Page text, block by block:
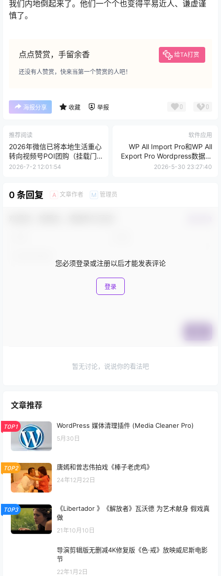
我们内地倒起来了。他们一个个也变得平易近人、谦虚谨
慎了。
点点赞赏，手留余香 给TA打赏
还没有人赞赏，快来当第一个赞赏的人吧！
海报分享 收藏 举报 0 0
推荐阅读
2026年微信已将本地生活重心
转向视频号POI团购（挂载门
店定位）替代了旧版 “本地生
2026-7-2 12:01:54
软件应用
WP All Import Pro和WP All
Export Pro Wordpress数据导
入导出
2026-5-30 23:27:40
0 条回复 A 文章作者 M 管理员
您必须登录或注册以后才能发表评论
登录
暂无讨论，说说你的看法吧
文章推荐
TOP1 WordPress 媒体清理插件 (Media Cleaner Pro)
5月30日
TOP2 唐嫣和曾志伟拍戏《棒子老虎鸡》
24年12月22日
TOP3
《Libertador 》《解放者》瓦沃德 为艺术献身 假戏真
做
21年10月10日
导演剪辑版无删减4K修复版《色·戒》放映威尼斯电影
节
22年1月2日